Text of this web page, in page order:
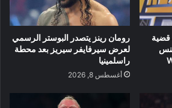
قضية
رومان رينز يتصدر البوستر الرسمي
لعرض سيرفايفر سيريز بعد محطة
راسلمينيا
أغسطس 8, 2026